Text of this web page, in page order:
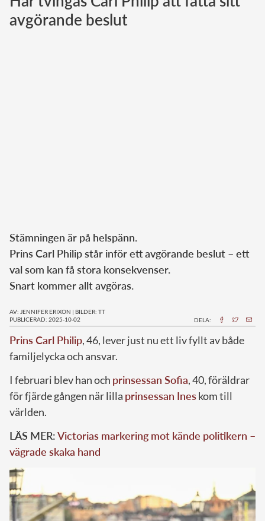
Norska kungahuset
avgörande beslut
Stämningen är på helspänn.
Prins Carl Philip står inför ett avgörande beslut – ett
val som kan få stora konsekvenser.
Snart kommer allt avgöras.
AV: JENNIFER ERIXON | BILDER: TT
PUBLICERAD: 2025-10-02
DELA:
Prins Carl Philip, 46, lever just nu ett liv fyllt av både
familjelycka och ansvar.
I februari blev han och prinsessan Sofia, 40, föräldrar
för fjärde gången när lilla prinsessan Ineskom till
världen.
LÄS MER:Victorias markering mot kände politikern –
vägrade skaka hand